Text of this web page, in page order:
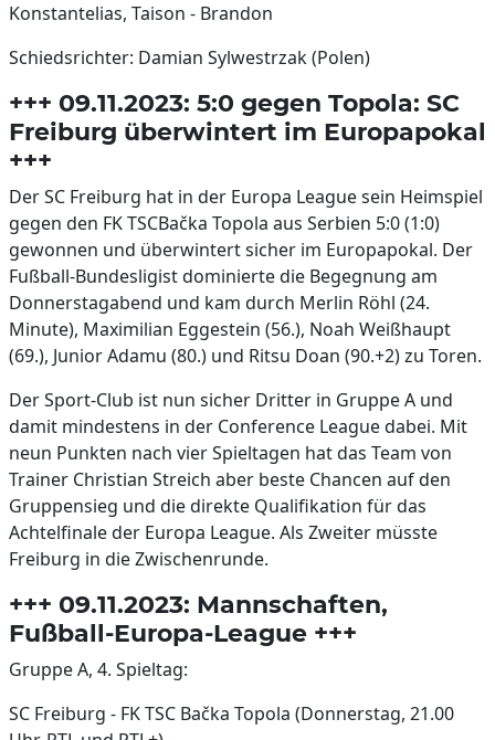
Konstantelias, Taison - Brandon
Schiedsrichter: Damian Sylwestrzak (Polen)
+++ 09.11.2023: 5:0 gegen Topola: SC
Freiburg überwintert im Europapokal
+++
Der SC Freiburg hat in der Europa League sein Heimspiel
gegen den FK TSCBačka Topola aus Serbien 5:0 (1:0)
gewonnen und überwintert sicher im Europapokal. Der
Fußball-Bundesligist dominierte die Begegnung am
Donnerstagabend und kam durch Merlin Röhl (24.
Minute), Maximilian Eggestein (56.), Noah Weißhaupt
(69.), Junior Adamu (80.) und Ritsu Doan (90.+2) zu Toren.
Der Sport-Club ist nun sicher Dritter in Gruppe A und
damit mindestens in der Conference League dabei. Mit
neun Punkten nach vier Spieltagen hat das Team von
Trainer Christian Streich aber beste Chancen auf den
Gruppensieg und die direkte Qualifikation für das
Achtelfinale der Europa League. Als Zweiter müsste
Freiburg in die Zwischenrunde.
+++ 09.11.2023: Mannschaften,
Fußball-Europa-League +++
Gruppe A, 4. Spieltag:
SC Freiburg - FK TSC Bačka Topola (Donnerstag, 21.00